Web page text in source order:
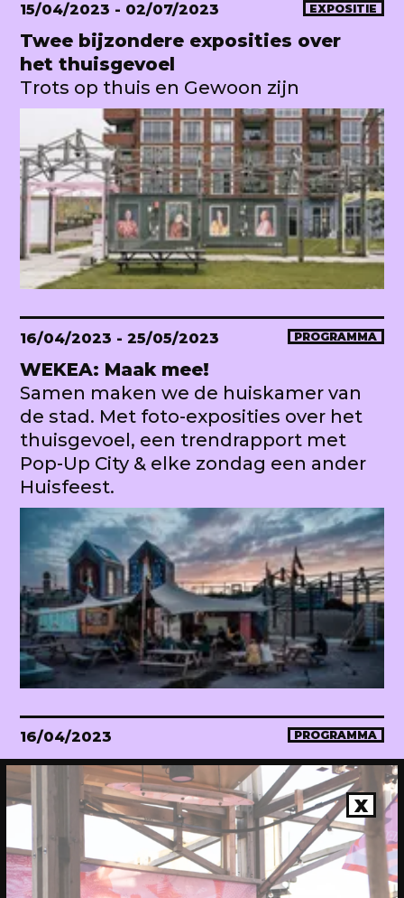
15/04/2023 - 02/07/2023 EXPOSITIE
Twee bijzondere exposities over
het thuisgevoel
Trots op thuis en Gewoon zijn
16/04/2023 - 25/05/2023 PROGRAMMA
WEKEA: Maak mee!
Samen maken we de huiskamer van
de stad. Met foto-exposities over het
thuisgevoel, een trendrapport met
Pop-Up City & elke zondag een ander
Huisfeest.
16/04/2023 PROGRAMMA
WEKEA Opening: Maak mee!
Onthulling van de megahuiskamer
van de stad. Met diverse events.
X